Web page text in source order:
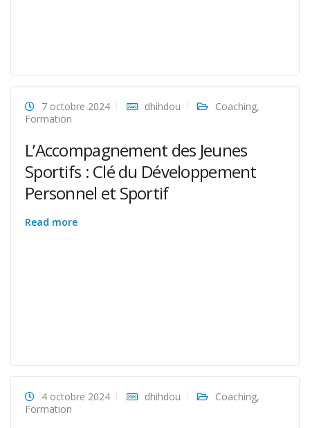
7 octobre 2024 dhihdou Coaching,
Formation
L’Accompagnement des Jeunes
Sportifs : Clé du Développement
Personnel et Sportif
Read more
4 octobre 2024 dhihdou Coaching,
Formation